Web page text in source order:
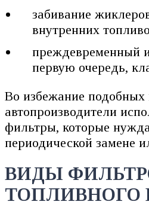
забивание
внутренних
преждевременный
первую очередь,
Во избежание подобных
автопроизводители
фильтры, которые
периодической замене
ВИДЫ
ТОПЛИВНОГО